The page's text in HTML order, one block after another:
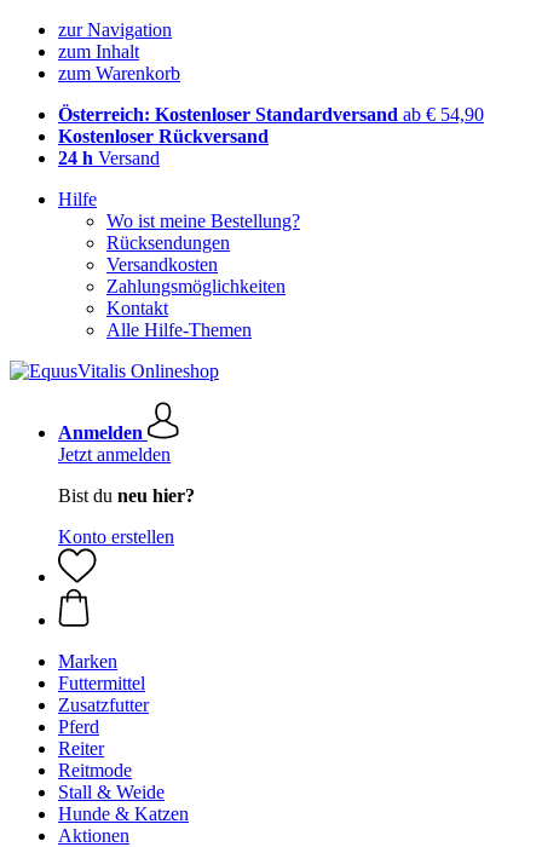
zur Navigation
zum Inhalt
zum Warenkorb
Österreich: Kostenloser Standardversand ab € 54,90
Kostenloser Rückversand
24 h Versand
Hilfe
Wo ist meine Bestellung?
Rücksendungen
Versandkosten
Zahlungsmöglichkeiten
Kontakt
Alle Hilfe-Themen
Anmelden
Jetzt anmelden
Bist du neu hier?
Konto erstellen
Marken
Futtermittel
Zusatzfutter
Pferd
Reiter
Reitmode
Stall & Weide
Hunde & Katzen
Aktionen